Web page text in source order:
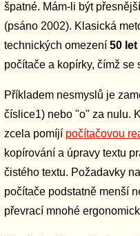
špatné. Mám-li být
(psáno 2002). Klasická
technických omezení50
počítače a kopírky, čímž se
Příkladem nesmyslů je
číslice1) nebo "o" za nulu.
zcela pomíjí počítačovou
kopírování a úpravy textu
čistého textu. Požadavky
počítače podstatně menší
převrací mnohé